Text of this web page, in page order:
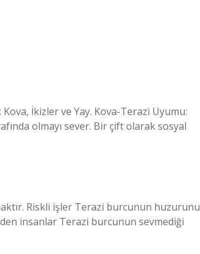
İkizler ve Yay. Kova-Terazi Uyumu:
olmayı sever. Bir çift olarak sosyal
Riskli işler Terazi burcunun huzurunu
insanlar Terazi burcunun sevmediği